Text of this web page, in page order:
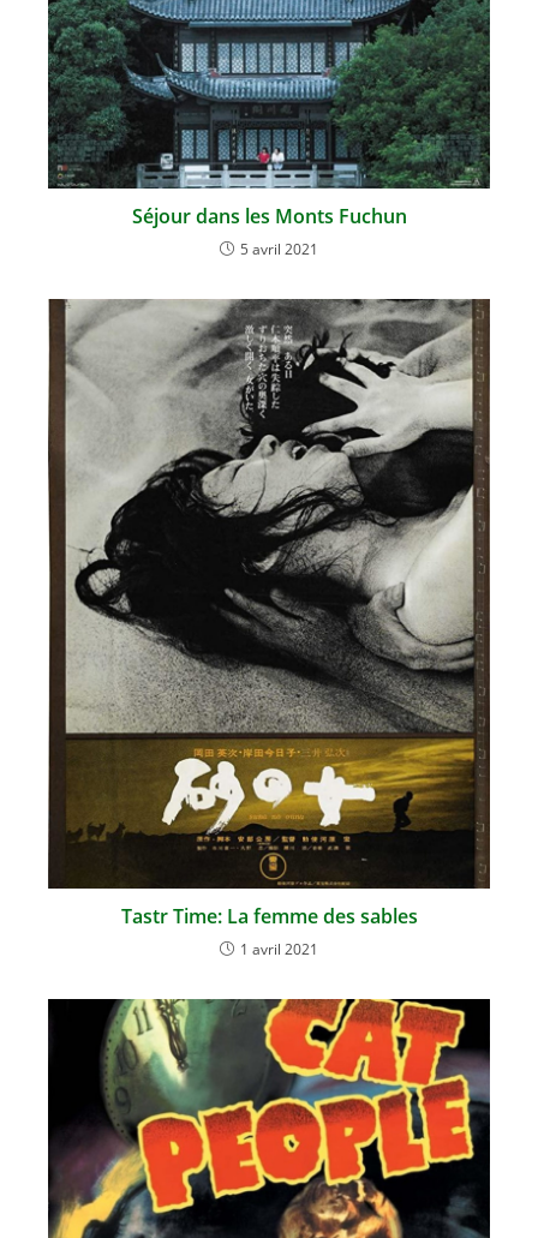
Séjour dans les Monts Fuchun
5 avril 2021
Tastr Time: La femme des sables
1 avril 2021